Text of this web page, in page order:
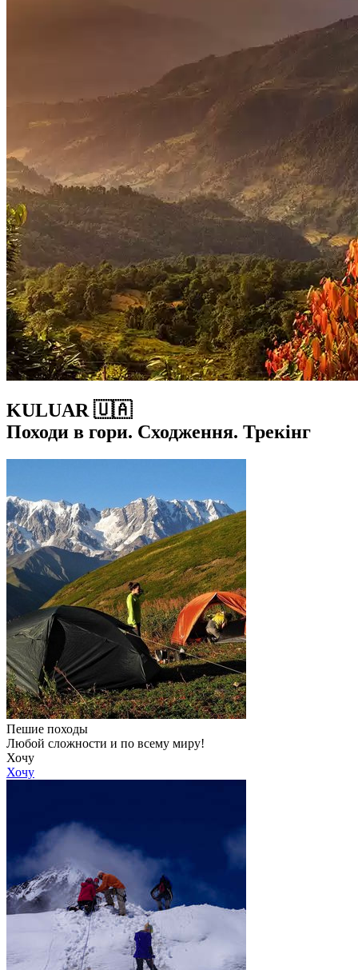
KULUAR 🇺🇦
Походи в гори. Сходження. Трекінг
Пешие походы
Любой сложности и по всему миру!
Хочу
Хочу